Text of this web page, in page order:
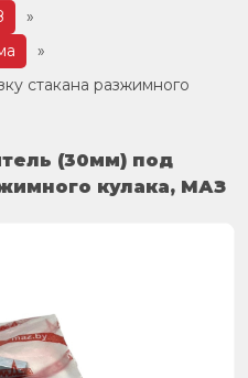
»
»
стакана разжимного
(30мм) под
кулака, МАЗ